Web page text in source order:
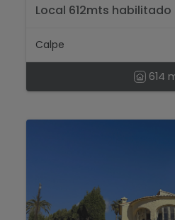
Local 612mts
Calpe
614